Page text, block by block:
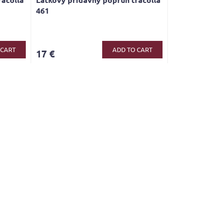
461
17 € ADD TO CART